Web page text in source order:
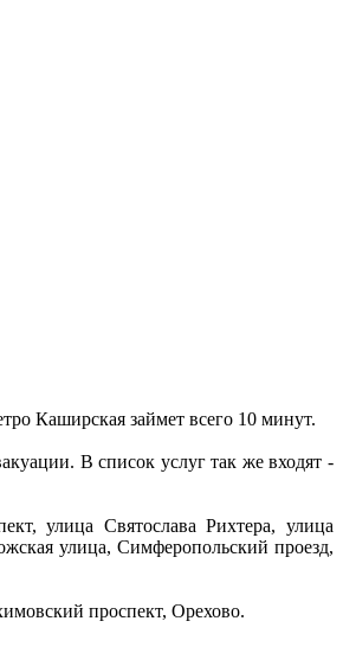
Каширская займет всего 10 минут.
В список услуг так же входят -
улица Святослава Рихтера, улица
улица, Симферопольский проезд,
проспект, Орехово.